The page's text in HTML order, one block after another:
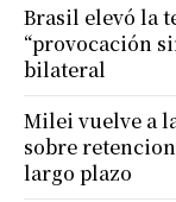
Brasil elevó la
“provocación
bilateral
Milei vuelve a
sobre
largo plazo